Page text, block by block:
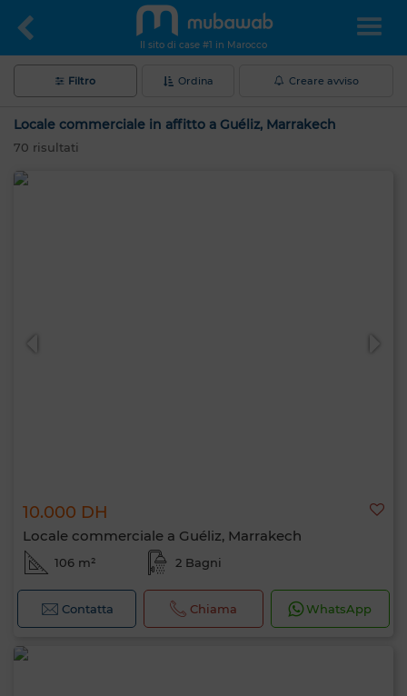
Il sito di case #1 in Marocco
Filtro Ordina Creare avviso
Locale commerciale in affitto a Guéliz, Marrakech
70 risultati
10.000 DH
Locale commerciale a Guéliz, Marrakech
106 m² 2 Bagni
Contatta Chiama WhatsApp